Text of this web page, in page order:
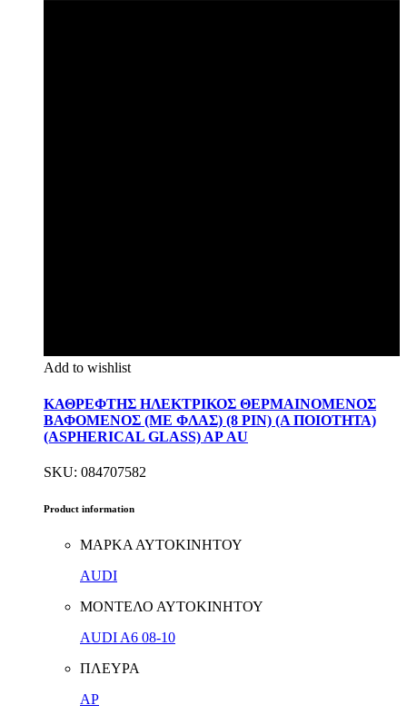
Add to wishlist
ΚΑΘΡΕΦΤΗΣ ΗΛΕΚΤΡΙΚΟΣ ΘΕΡΜΑΙΝΟΜΕΝΟΣ
ΒΑΦΟΜΕΝΟΣ (ΜΕ ΦΛΑΣ) (8 PIN) (Α ΠΟΙΟΤΗΤΑ)
(ASPHERICAL GLASS) ΑΡ AU
SKU: 084707582
Product information
ΜΑΡΚΑ ΑΥΤΟΚΙΝΗΤΟΥ
AUDI
ΜΟΝΤΕΛΟ ΑΥΤΟΚΙΝΗΤΟΥ
AUDI A6 08-10
ΠΛΕΥΡΑ
ΑΡ